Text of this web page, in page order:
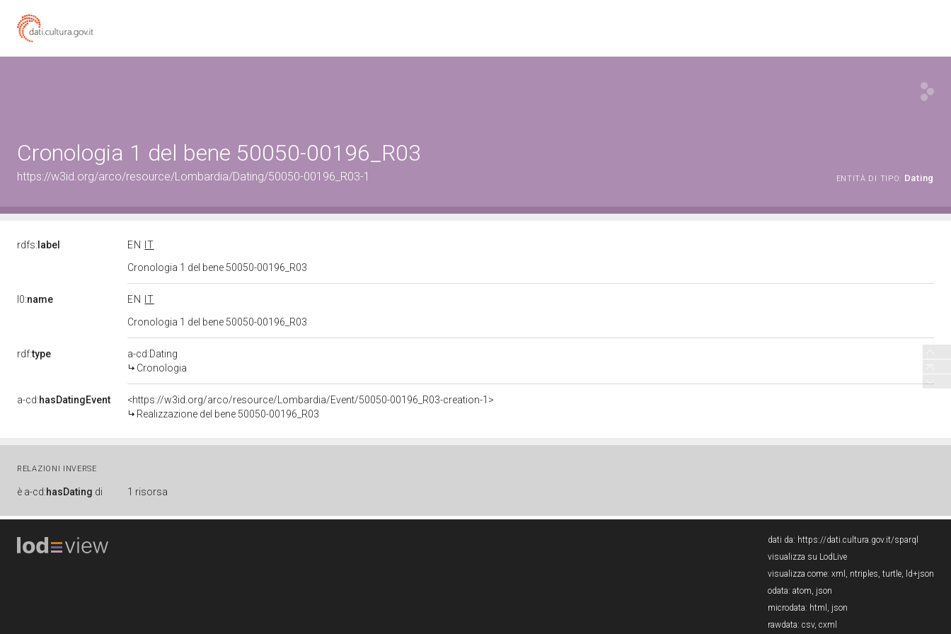
Cronologia 1 del bene 50050-00196_R03
https://w3id.org/arco/resource/Lombardia/Dating/50050-00196_R03-1 ENTITÀ DI TIPO: Dating
rdfs: label EN
IT
Cronologia 1 del bene 50050-00196_R03
l0:name EN
IT
Cronologia 1 del bene 50050-00196_R03
rdf:type
a-cd:Dating
Cronologia
a-cd:hasDatingEvent
<https://w3id.org/arco/resource/Lombardia/Event/50050-00196_R03-creation-1>
Realizzazione del bene 50050-00196_R03
RELAZIONI INVERSE
è a-cd:hasDating di 1 risorsa
dati da: https://dati.cultura.gov.it/sparql
visualizza su LodLive
visualizza come: xml , ntriples, turtle, ld+json
odata: atom, json
microdata: html , json
rawdata: csv, cxml